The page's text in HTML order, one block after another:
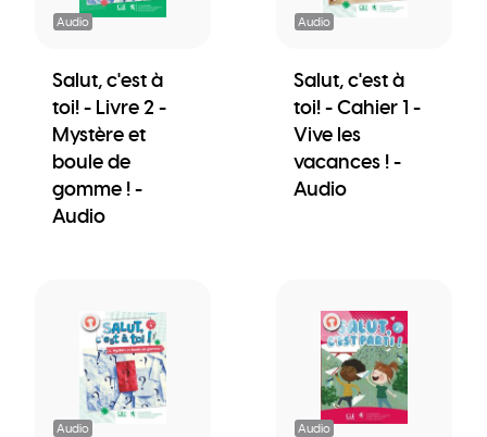
Audio
Salut, c'est à
toi! - Livre 2 -
Mystère et
boule de
gomme ! -
Audio
Audio
Salut, c'est à
toi! - Cahier 1 -
Vive les
vacances ! -
Audio
Audio Audio